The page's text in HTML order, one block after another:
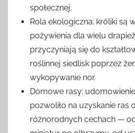
społecznej.
Rola ekologiczna: króliki są
pożywienia dla wielu
przyczyniają się do
roślinnej siedlisk poprzez
wykopywanie nor.
Domowe rasy:
pozwoliło na uzyskanie ras
różnorodnych cechach —